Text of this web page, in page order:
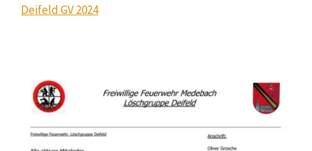
Deifeld GV 2024